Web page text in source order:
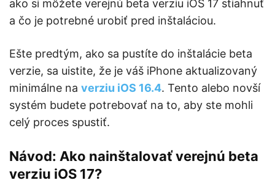
ako si môžete verejnú beta verziu iOS 17 stiahnuť
a čo je potrebné urobiť pred inštaláciou.
Ešte predtým, ako sa pustíte do inštalácie beta
verzie, sa uistite, že je váš iPhone aktualizovaný
minimálne na verziu iOS 16.4. Tento alebo novší
systém budete potrebovať na to, aby ste mohli
celý proces spustiť.
Návod: Ako nainštalovať verejnú beta
verziu iOS 17?